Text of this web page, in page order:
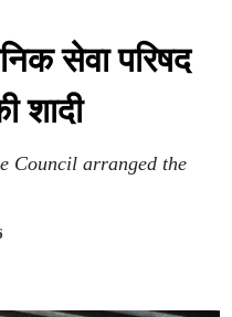
सेवा परिषद
शादी
Council arranged the